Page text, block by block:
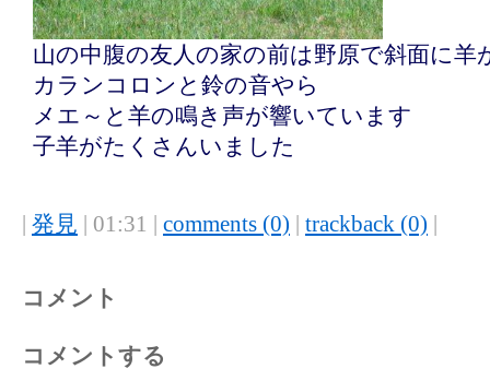
山の中腹の友人の家の前は野原で斜面に羊
カランコロンと鈴の音やら
メエ～と羊の鳴き声が響いています
子羊がたくさんいました
発見 | 01:31 | comments (0) trackback (0)
コメント
コメントする